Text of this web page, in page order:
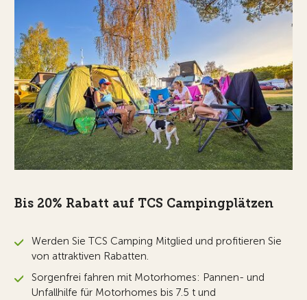
Bis 20% Rabatt auf TCS Campingplätzen
Werden Sie TCS Camping Mitglied und profitieren Sie
von attraktiven Rabatten.
Sorgenfrei fahren mit Motorhomes: Pannen- und
Unfallhilfe für Motorhomes bis 7.5 t und